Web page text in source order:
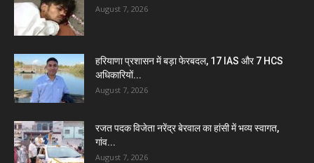
August 7, 2026
हरियाणा प्रशासन में बड़ा फेरबदल, 17 IAS और 7 HCS
अधिकारियों...
August 7, 2026
रजत पदक विजेता नरेंद्र बेरवाल का हांसी में भव्य स्वागत,
गांव...
August 7, 2026